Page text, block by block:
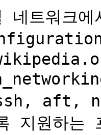
트워크에
ssh, aft,
지원하는